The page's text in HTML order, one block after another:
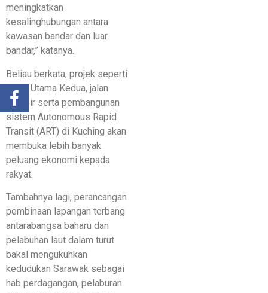
meningkatkan
kesalinghubungan antara
kawasan bandar dan luar
bandar,” katanya.
Beliau berkata, projek seperti
Jalan Utama Kedua, jalan
pesisir serta pembangunan
sistem Autonomous Rapid
Transit (ART) di Kuching akan
membuka lebih banyak
peluang ekonomi kepada
rakyat.
Tambahnya lagi, perancangan
pembinaan lapangan terbang
antarabangsa baharu dan
pelabuhan laut dalam turut
bakal mengukuhkan
kedudukan Sarawak sebagai
hab perdagangan, pelaburan